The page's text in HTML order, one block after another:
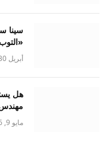
سينا
أبريل 30, 2026
هل
مهندس
مايو 9, 2026